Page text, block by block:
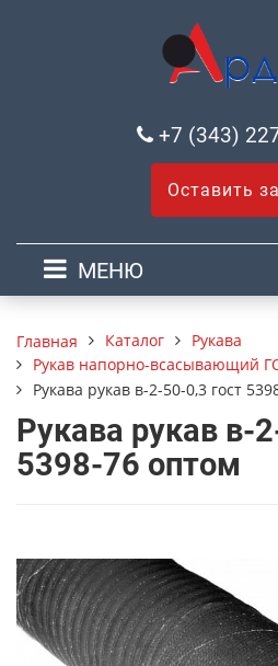
+7 (343)
Оставить
МЕНЮ
Главная Каталог
Рукава
Рукав напорно-всасывающий
Рукава рукав в-2-50-0,3 гост
Рукава рукав в-
5398-76 оптом